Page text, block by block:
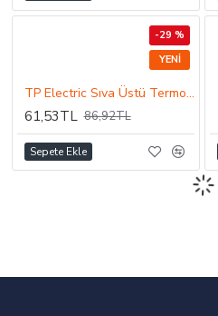
YENI
-29 %
TP Electric Sıva Üstü Termoplastik ABS Buat Geçmeli Kapak 75X75X40 IP54
61,53TL 86,92TL
Sepete Ekle